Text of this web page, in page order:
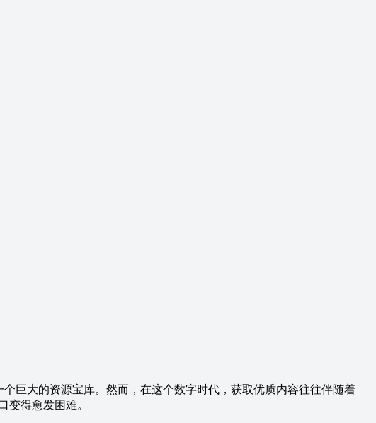
大的资源宝库。然而，在这个数字时代，获取优质内容往往伴随着
得愈发困难。